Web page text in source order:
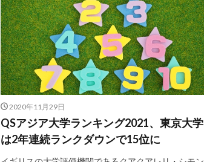
2020年11月29日
QSアジア大学ランキング2021、東京大学
は2年連続ランクダウンで15位に